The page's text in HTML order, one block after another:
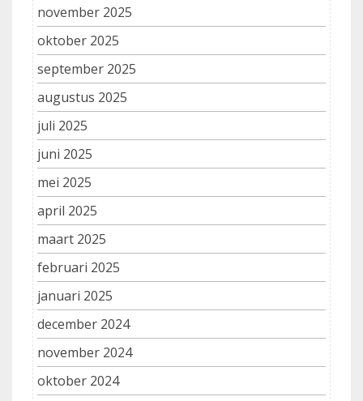
november 2025
oktober 2025
september 2025
augustus 2025
juli 2025
juni 2025
mei 2025
april 2025
maart 2025
februari 2025
januari 2025
december 2024
november 2024
oktober 2024